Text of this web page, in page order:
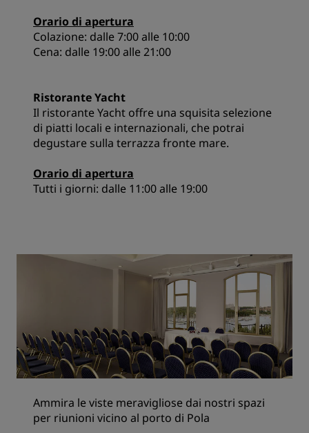
Orario di apertura
Colazione: dalle 7:00 alle 10:00
Cena: dalle 19:00 alle 21:00
Ristorante Yacht
Il ristorante Yacht offre una squisita selezione
di piatti locali e internazionali, che potrai
degustare sulla terrazza fronte mare.
Orario di apertura
Tutti i giorni: dalle 11:00 alle 19:00
Ammira le viste meravigliose dai nostri spazi
per riunioni vicino al porto di Pola